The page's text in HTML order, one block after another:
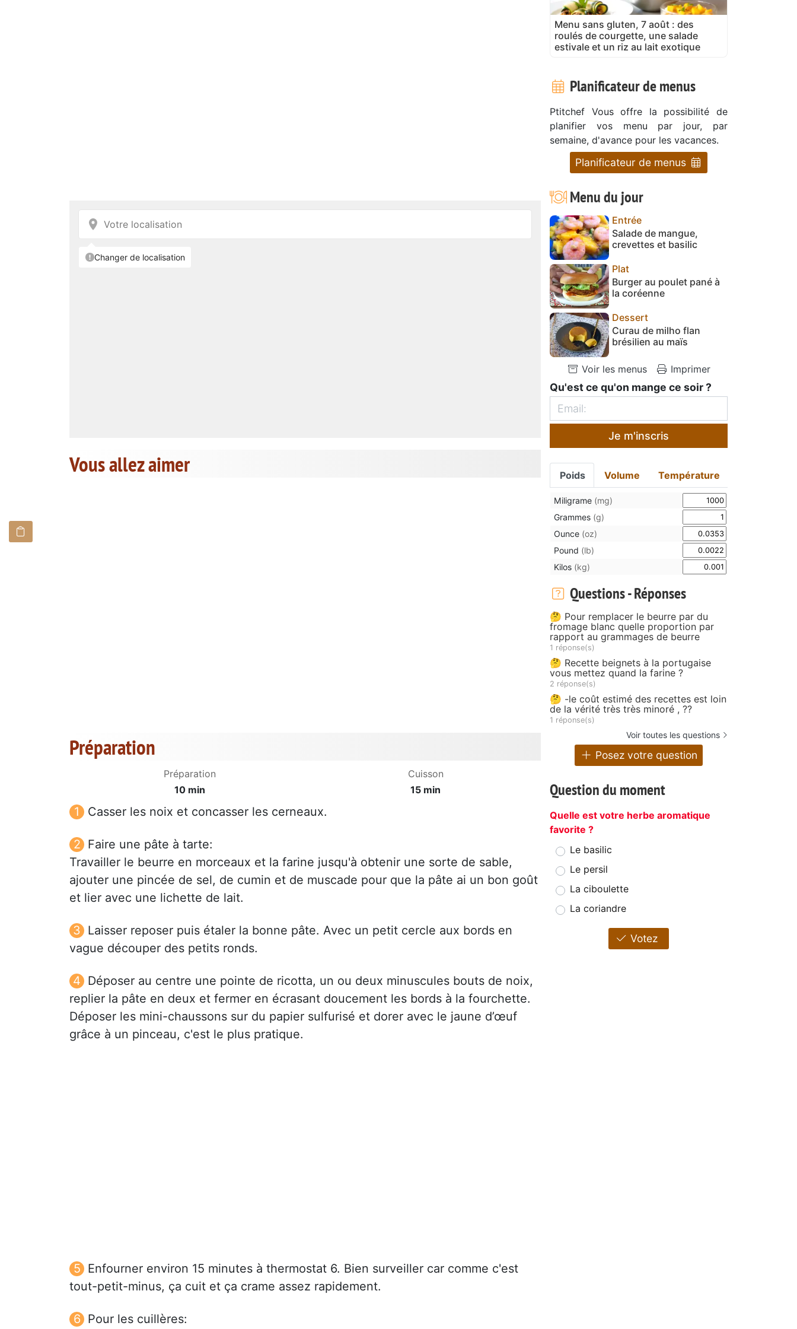
Vous allez aimer
Préparation
Préparation
10 min
Cuisson
15 min
Casser les noix et concasser les cerneaux.
Faire une pâte à tarte:
Travailler le beurre en morceaux et la farine jusqu'à obtenir une sorte de sable,
ajouter une pincée de sel, de cumin et de muscade pour que la pâte ai un bon goût
et lier avec une lichette de lait.
Laisser reposer puis étaler la bonne pâte. Avec un petit cercle aux bords en
vague découper des petits ronds.
Déposer au centre une pointe de ricotta, un ou deux minuscules bouts de noix,
replier la pâte en deux et fermer en écrasant doucement les bords à la fourchette.
Déposer les mini-chaussons sur du papier sulfurisé et dorer avec le jaune d’œuf
grâce à un pinceau, c'est le plus pratique.
Enfourner environ 15 minutes à thermostat 6. Bien surveiller car comme c'est
tout-petit-minus, ça cuit et ça crame assez rapidement.
Pour les cuillères:
Menu sans gluten, 7 août : des
roulés de courgette, une salade
estivale et un riz au lait exotique
Planificateur de menus
Ptitchef Vous offre la possibilité de
planifier vos menu par jour, par
semaine, d'avance pour les vacances.
Planificateur de menus
Menu du jour
Entrée
Salade de mangue,
crevettes et basilic
Plat
Burger au poulet pané à
la coréenne
Dessert
Curau de milho flan
brésilien au maïs
Voir les menus Imprimer
Qu'est ce qu'on mange ce soir ?
Je m'inscris
Poids Volume Température
Miligrame (mg)
Grammes (g)
Ounce (oz)
Pound (lb)
Kilos (kg)
Questions - Réponses
🤔 Pour remplacer le beurre par du
fromage blanc quelle proportion par
rapport au grammages de beurre
1 réponse(s)
🤔 Recette beignets à la portugaise
vous mettez quand la farine ?
2 réponse(s)
🤔 -le coût estimé des recettes est loin
de la vérité très très minoré , ??
1 réponse(s)
Voir toutes les questions
Posez votre question
Question du moment
Quelle est votre herbe aromatique
favorite ?
Le basilic
Le persil
La ciboulette
La coriandre
Votez